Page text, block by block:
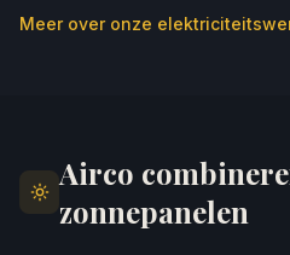
Meer over onze
Airco
zonnepanelen